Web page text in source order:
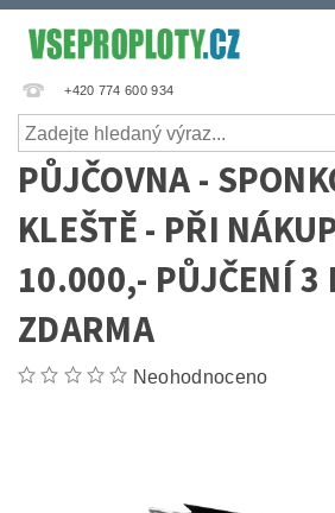
+420 774 600 934
PŮJČOVNA -
KLEŠTĚ - PŘI
10.000,- PŮJČENÍ 3
ZDARMA
Neohodnoceno